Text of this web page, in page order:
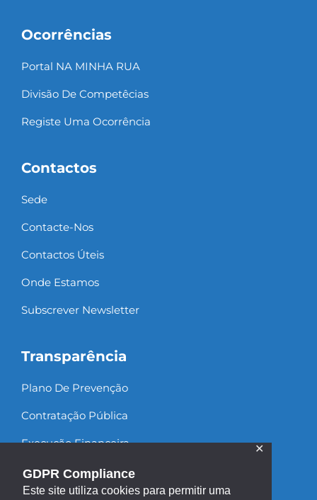
GDPR Compliance
Este site utiliza cookies para permitir uma
✕
Ocorrências
Portal NA MINHA RUA
Divisão De Competêcias
Registe Uma Ocorrência
Contactos
Sede
Contacte-Nos
Contactos Úteis
Onde Estamos
Subscrever Newsletter
Transparência
Plano De Prevenção
Contratação Pública
Execução Financeira
Recursos Humanos